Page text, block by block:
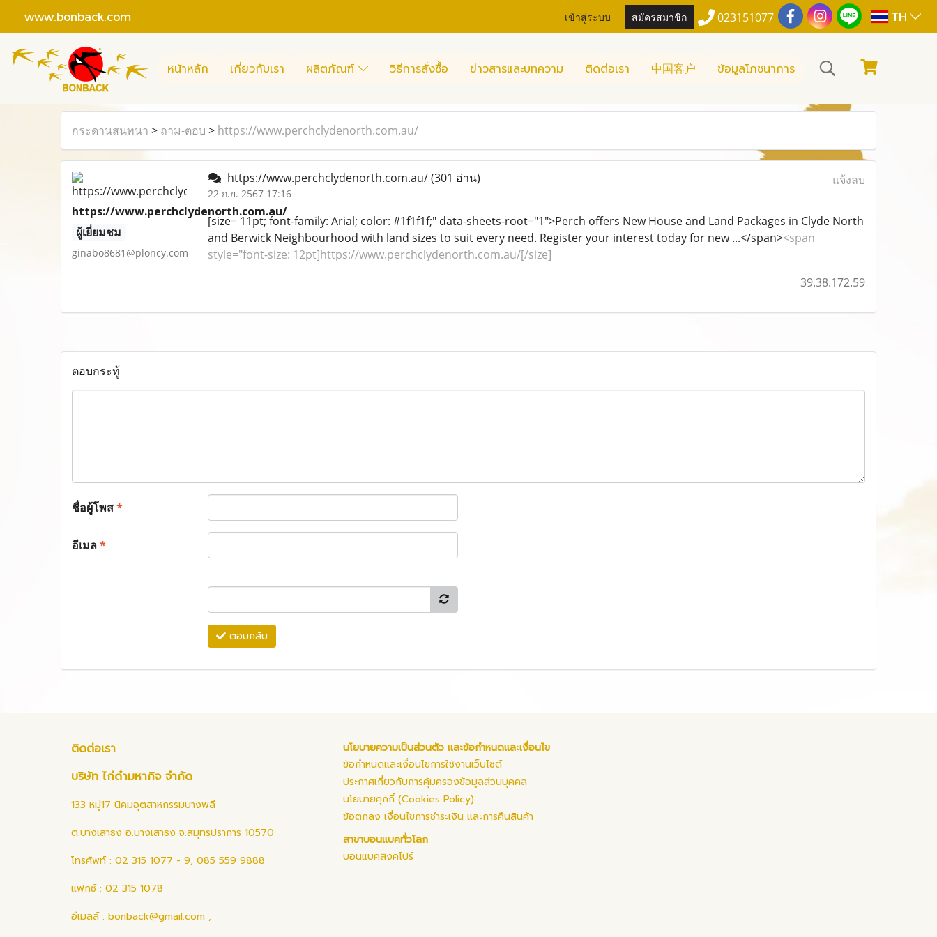
www.bonback.com เข้าสู่ระบบ สมัครสมาชิก 023151077 TH
หน้าหลัก เกี่ยวกับเรา ผลิตภัณฑ์ วิธีการสั่งซื้อ ข่าวสารและบทความ ติดต่อเรา 中国客户 ข้อมูลโภชนาการ
กระดานสนทนา > ถาม-ตอบ > https://www.perchclydenorth.com.au/
https://www.perchclydenorth.com.au/
ผู้เยี่ยมชม
ginabo8681@ploncy.com
https://www.perchclydenorth.com.au/(301 อ่าน)
22 ก.ย. 2567 17:16
แจ้งลบ
[size= 11pt; font-family: Arial; color: #1f1f1f;" data-sheets-root="1">Perch offers New House and Land Packages in Clyde North
and Berwick Neighbourhood with land sizes to suit every need. Register your interest today for new ...</span><span
style="font-size: 12pt]https://www.perchclydenorth.com.au/[/size]
39.38.172.59
ตอบกระทู้
ชื่อผู้โพส*
อีเมล*
ตอบกลับ
ติดต่อเรา
บริษัท ไก่ดำมหากิจ จำกัด
133 หมู่17 นิคมอุตสาหกรรมบางพลี
ต.บางเสาธง อ.บางเสาธง จ.สมุทรปราการ 10570
โทรศัพท์ : 02 315 1077 - 9, 085 559 9888
แฟกซ์ : 02 315 1078
อีเมลล์ : bonback@gmail.com ,
นโยบายความเป็นส่วนตัว และข้อกำหนดและเงื่อนไข
ข้อกำหนดและเงื่อนไขการใช้งานเว็บไซต์
ประกาศเกี่ยวกับการคุ้มครองข้อมูลส่วนบุคคล
นโยบายคุกกี้ (Cookies Policy)
ข้อตกลง เงื่อนไขการชำระเงิน และการคืนสินค้า
สาขาบอนแบคทั่วโลก
บอนแบคสิงคโปร์